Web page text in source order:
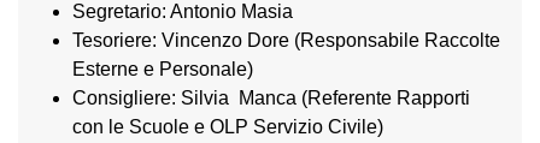
Segretario: Antonio Masia
Tesoriere: Vincenzo Dore (Responsabile Raccolte
Esterne e Personale)
Consigliere: Silvia Manca (Referente Rapporti
con le Scuole e OLP Servizio Civile)